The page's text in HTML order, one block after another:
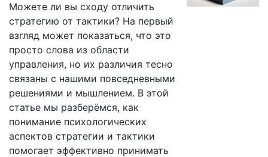
Можете ли вы сходу отличить
стратегию от тактики? На первый
взгляд может показаться, что это
просто слова из области
управления, но их различия тесно
связаны с нашими повседневными
решениями и мышлением. В этой
статье мы разберёмся, как
понимание психологических
аспектов стратегии и тактики
помогает эффективно принимать